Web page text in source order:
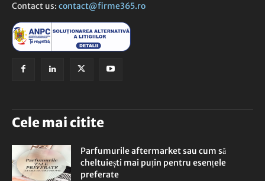
Contact us: contact@firme365.ro
Cele mai citite
Parfumurile aftermarket sau cum să
cheltuiești mai puțin pentru esențele
preferate